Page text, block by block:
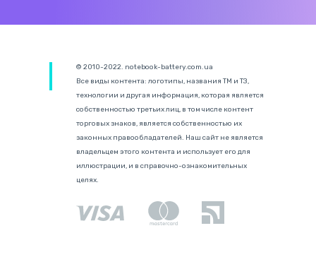
© 2010-2022. notebook-battery.com.ua
Все виды контента: логотипы, названия ТМ и ТЗ,
технологии и другая информация, которая является
собственностью третьих лиц, в том числе контент
торговых знаков, является собственностью их
законных правообладателей. Наш сайт не является
владельцем этого контента и использует его для
иллюстрации, и в справочно-ознакомительных
целях.